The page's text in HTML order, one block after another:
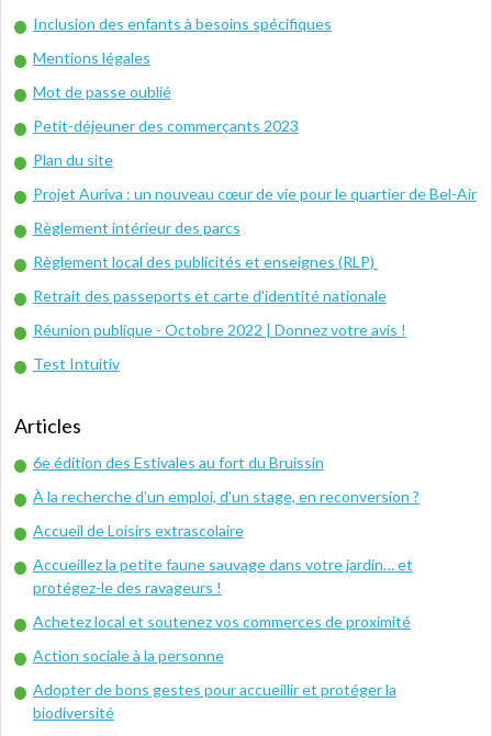
Inclusion des enfants à besoins spécifiques
Mentions légales
Mot de passe oublié
Petit-déjeuner des commerçants 2023
Plan du site
Projet Auriva : un nouveau cœur de vie pour le quartier de Bel-Air
Règlement intérieur des parcs
Règlement local des publicités et enseignes (RLP)
Retrait des passeports et carte d'identité nationale
Réunion publique - Octobre 2022 | Donnez votre avis !
Test Intuitiv
Articles
6e édition des Estivales au fort du Bruissin
À la recherche d’un emploi, d’un stage, en reconversion ?
Accueil de Loisirs extrascolaire
Accueillez la petite faune sauvage dans votre jardin… et
protégez-le des ravageurs !
Achetez local et soutenez vos commerces de proximité
Action sociale à la personne
Adopter de bons gestes pour accueillir et protéger la
biodiversité